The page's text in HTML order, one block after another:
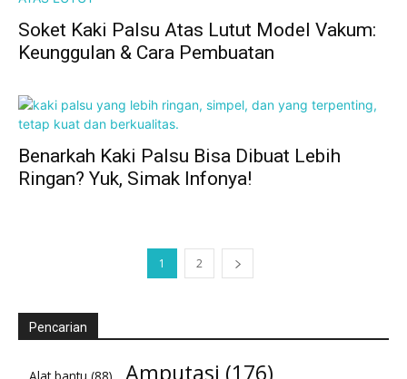
Soket Kaki Palsu Atas Lutut Model Vakum:
Keunggulan & Cara Pembuatan
Benarkah Kaki Palsu Bisa Dibuat Lebih
Ringan? Yuk, Simak Infonya!
1 2
Pencarian
Amputasi (176)